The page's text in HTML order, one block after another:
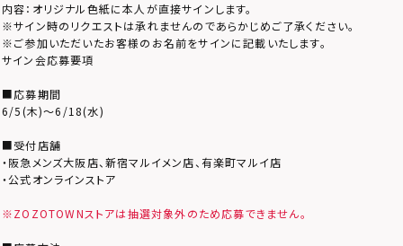
内容：オリジナル色紙に本人が直接サインします。
※サイン時のリクエストは承れませんのであらかじめご了承ください。
※ご参加いただいたお客様のお名前をサインに記載いたします。
サイン会応募要項
■応募期間
6/5(木)～6/18(水)
■受付店舗
・阪急メンズ大阪店、新宿マルイメン店、有楽町マルイ店
・公式オンラインストア
※ZOZOTOWNストアは抽選対象外のため応募できません。